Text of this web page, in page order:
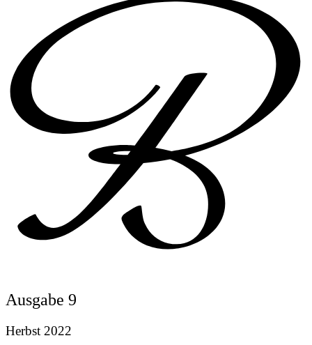
Ausgabe 9
Herbst 2022